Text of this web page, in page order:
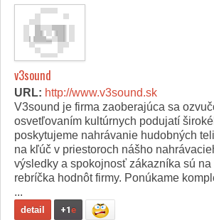
v3sound
URL: http://www.v3sound.sk
V3sound je firma zaoberajúca sa
osvetľovaním kultúrnych podujatí
poskytujeme nahrávanie hudobných
na kľúč v priestoroch nášho
výsledky a spokojnosť zákazníka sú na
rebríčka hodnôt firmy. Ponúkame
...
detail +1e